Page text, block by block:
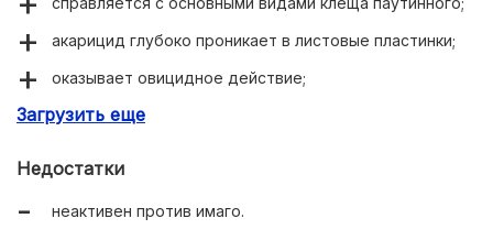
акарицид глубоко проникает в листовые пластинки;
оказывает овицидное действие;
не влияет на полезных насекомых.
Загрузить еще
Недостатки
неактивен против имаго.